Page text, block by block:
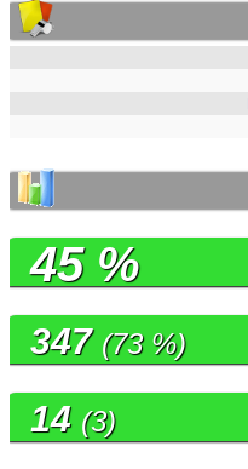
45 %
347 (73 %)
14 (3)